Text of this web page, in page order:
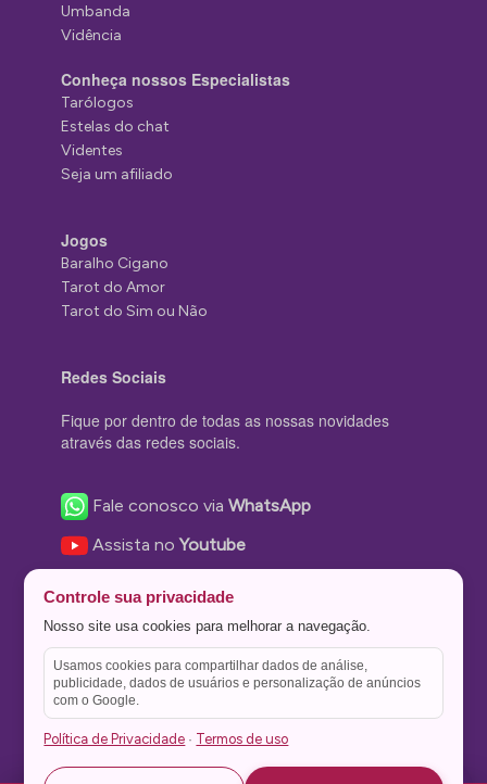
Umbanda
Vidência
Conheça nossos Especialistas
Tarólogos
Estelas do chat
Videntes
Seja um afiliado
Jogos
Baralho Cigano
Tarot do Amor
Tarot do Sim ou Não
Redes Sociais
Fique por dentro de todas as nossas novidades
através das redes sociais.
Fale conosco viaWhatsApp
Assista noYoutube
Nos siga no Instagram
Nos siga noTwitter
Salve no
Controle sua privacidade
Nosso site usa cookies para melhorar a navegação.
Usamos cookies para compartilhar dados de análise,
publicidade, dados de usuários e personalização de anúncios
com o Google.
Política de Privacidade · Termos de uso